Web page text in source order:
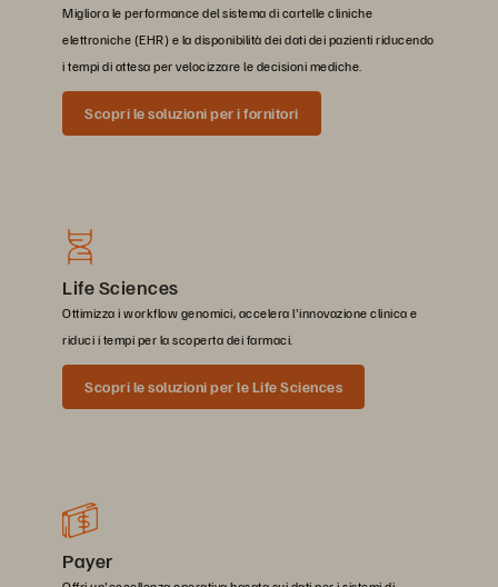
Migliora le performance del sistema di cartelle cliniche
elettroniche (EHR) e la disponibilità dei dati dei pazienti riducendo
i tempi di attesa per velocizzare le decisioni mediche.
Scopri le soluzioni per i fornitori
Life Sciences
Ottimizza i workflow genomici, accelera l'innovazione clinica e
riduci i tempi per la scoperta dei farmaci.
Scopri le soluzioni per le Life Sciences
Payer